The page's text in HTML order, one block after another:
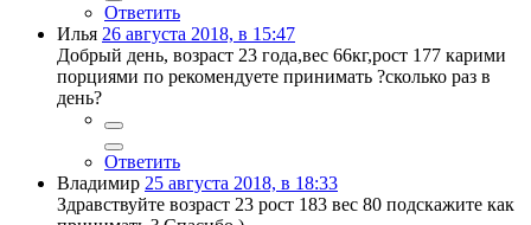
Ответить
Илья 26 августа 2018, в 15:47
Добрый день, возраст 23 года,вес 66кг,рост 177 карими
порциями по рекомендуете принимать ?сколько раз в
день?
Ответить
Владимир 25 августа 2018, в 18:33
Здравствуйте возраст 23 рост 183 вес 80 подскажите как